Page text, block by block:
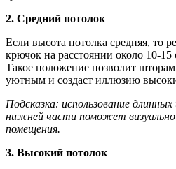
2. Средний потолок
Если высота потолка средняя, то
крючок на расстоянии около 10-15
Такое положение позволит
уютным и создаст иллюзию
Подсказка: использование
нижней части поможет
помещения.
3. Высокий потолок